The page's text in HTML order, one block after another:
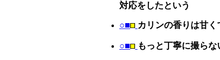
対応をしたという
○■ カリンの香りは甘く
○■
もっと丁寧に撮らな